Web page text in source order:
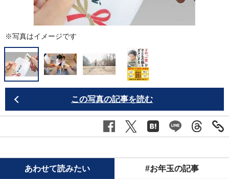
※写真はイメージです
この写真の記事を読む
あわせて読みたい #お年玉の記事